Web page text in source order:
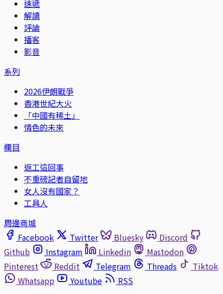
速遞
解讀
評論
播客
影音
系列
2026伊朗戰爭
香港世紀大火
「中國有稀土」
情色的未來
欄目
返工這回事
不重磅記者自留地
女人沒有國家？
工具人
周邊商城
Facebook
Twitter Bluesky
Discord
Github
Instagram Linkedin
Mastodon
Pinterest
Reddit Telegram Threads
Tiktok
Whatsapp
Youtube
RSS